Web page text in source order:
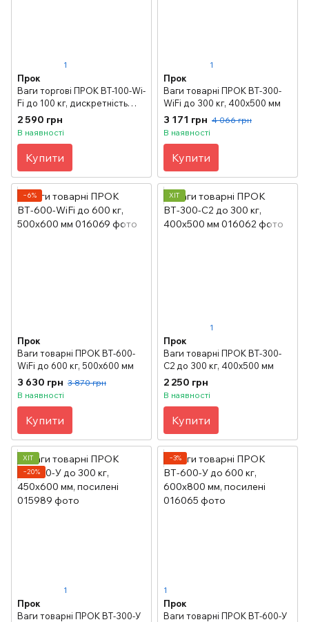
1
Прок
Ваги торгові ПРОК ВТ-100-Wi-
Fi до 100 кг, дискретність
20/50 г, 320х420 мм
2 590 грн
В наявності
Купити
1
Прок
Ваги товарні ПРОК ВТ-300-
WiFi до 300 кг, 400х500 мм
3 171 грн 4 066 грн
В наявності
Купити
−6%
Прок
Ваги товарні ПРОК ВТ-600-
WiFi до 600 кг, 500х600 мм
3 630 грн 3 870 грн
В наявності
Купити
ХІТ
1
Прок
Ваги товарні ПРОК ВТ-300-
С2 до 300 кг, 400х500 мм
2 250 грн
В наявності
Купити
ХІТ
−20%
1
Прок
Ваги товарні ПРОК ВТ-300-У
−3%
1
Прок
Ваги товарні ПРОК ВТ-600-У